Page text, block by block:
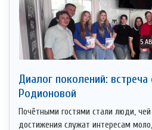
5
Диалог поколений: встреча
Родионовой
Почётными гостями стали люди,
достижения служат интересам